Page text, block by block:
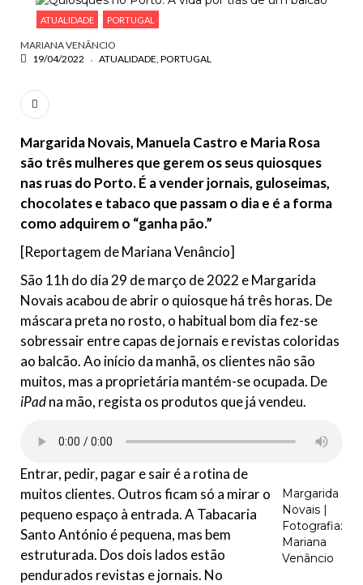
ESCREVA O QUE PROCURA E PRIMA ENTER
ATUALIDADE PORTUGAL
MARIANA VENÂNCIO
19/04/2022
ATUALIDADE PORTUGAL
Margarida Novais, Manuela Castro e Maria Rosa
são três mulheres que gerem os seus quiosques
nas ruas do Porto. É a vender jornais, guloseimas,
chocolates e tabaco que passam o dia e é a forma
como adquirem o “ganha pão.”
[Reportagem de Mariana Venâncio]
São 11h do dia 29 de março de 2022 e Margarida
Novais acabou de abrir o quiosque há três horas. De
máscara preta no rosto, o habitual bom dia fez-se
sobressair entre capas de jornais e revistas coloridas
ao balcão. Ao início da manhã, os clientes não são
muitos, mas a proprietária mantém-se ocupada. De
iPadna mão, regista os produtos que já vendeu.
Margarida
Novais |
Fotografia:
Mariana
Venâncio
Entrar, pedir, pagar e sair é a rotina de
muitos clientes. Outros ficam só a mirar o
pequeno espaço à entrada. A Tabacaria
Santo António é pequena, mas bem
estruturada. Dos dois lados estão
pendurados revistas e jornais. No